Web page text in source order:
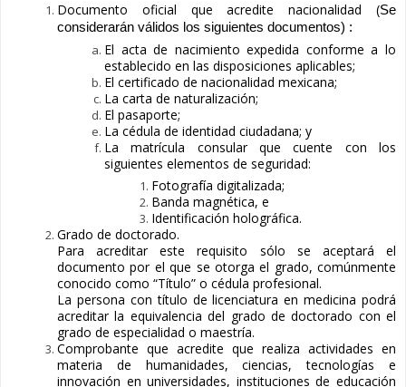
Documento oficial que acredite nacionalidad (Se
considerarán válidos los siguientes documentos) :
El acta de nacimiento expedida conforme a lo
establecido en las disposiciones aplicables;
El certificado de nacionalidad mexicana;
La carta de naturalización;
El pasaporte;
La cédula de identidad ciudadana; y
La matrícula consular que cuente con los
siguientes elementos de seguridad:
Fotografía digitalizada;
Banda magnética, e
Identificación holográfica.
Grado de doctorado.
Para acreditar este requisito sólo se aceptará el
documento por el que se otorga el grado, comúnmente
conocido como “Título” o cédula profesional.
La persona con título de licenciatura en medicina podrá
acreditar la equivalencia del grado de doctorado con el
grado de especialidad o maestría.
Comprobante que acredite que realiza actividades en
materia de humanidades, ciencias, tecnologías e
innovación en universidades, instituciones de educación